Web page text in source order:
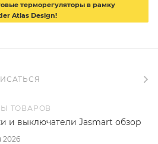
терморегуляторы в рамку
Atlas Design!
ТОВАРОВ
2026
и выключатели Jasmart обзор